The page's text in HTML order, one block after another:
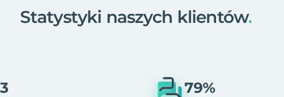
Statystyki naszych klientów.
79%